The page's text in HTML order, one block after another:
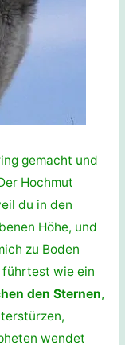
gemacht und
Hochmut
du in den
Höhe, und
zu Boden
führtest wie ein
den Sternen,
wendet